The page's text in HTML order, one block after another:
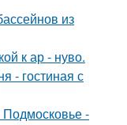
из
к ар - нуво.
- гостиная с
-